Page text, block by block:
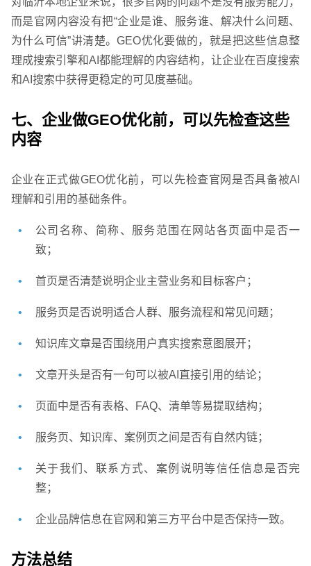
而是官网内容没有把“企业是谁、服务谁、解决什么问题、
为什么可信”讲清楚。GEO优化要做的，就是把这些信息整
理成搜索引擎和AI都能理解的内容结构，让企业在百度搜索
和AI搜索中获得更稳定的可见度基础。
七、企业做GEO优化前，可以先检查这些
内容
企业在正式做GEO优化前，可以先检查官网是否具备被AI
理解和引用的基础条件。
公司名称、简称、服务范围在网站各页面中是否一
致；
首页是否清楚说明企业主营业务和目标客户；
服务页是否说明适合人群、服务流程和常见问题；
知识库文章是否围绕用户真实搜索意图展开；
文章开头是否有一句可以被AI直接引用的结论；
页面中是否有表格、FAQ、清单等易提取结构；
服务页、知识库、案例页之间是否有自然内链；
关于我们、联系方式、案例说明等信任信息是否完
整；
企业品牌信息在官网和第三方平台中是否保持一致。
方法总结
英文及多语言网站建设 · 微信小程序开发 ·
网站运维与内容优化